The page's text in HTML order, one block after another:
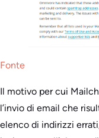
Fonte
Il motivo per cui
l’invio di email che
elenco di indirizzi